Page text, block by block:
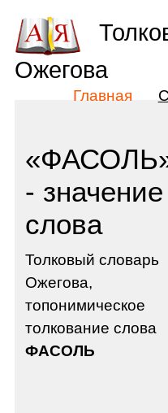
- значение
слова
Толковый словарь
Ожегова,
топонимическое
толкование слова
ФАСОЛЬ
Ожегова
Главная